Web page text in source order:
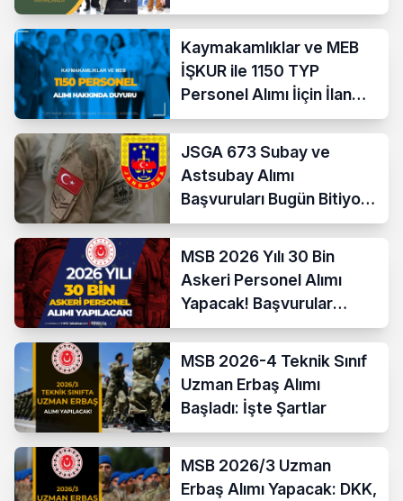
Yapacak
Kaymakamlıklar ve MEB
İŞKUR ile 1150 TYP
Personel Alımı İiçin İlan
Yayımladı!
JSGA 673 Subay ve
Astsubay Alımı
Başvuruları Bugün Bitiyor!
İşte Şartlar ve
MSB 2026 Yılı 30 Bin
Askeri Personel Alımı
Yapacak! Başvurular
Başladı
MSB 2026-4 Teknik Sınıf
Uzman Erbaş Alımı
Başladı: İşte Şartlar
MSB 2026/3 Uzman
Erbaş Alımı Yapacak: DKK,